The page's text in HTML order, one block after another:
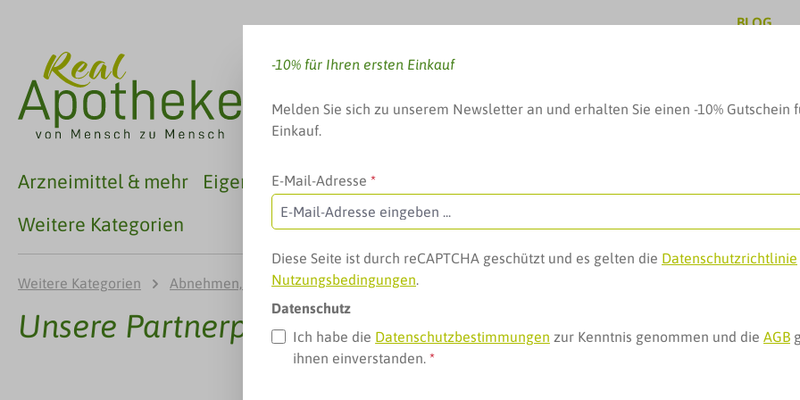
BLOG
Arzneimittel & mehr Eigenmarken Familie, Baby & mehr
Weitere Kategorien
Weitere Kategorien Abnehmen, Ernährung & mehr spezielle Nahrungsmittel
Unsere Partnerprodukte
-10% für Ihren ersten Einkauf
Melden Sie sich zu unserem Newsletter an und erhalten Sie einen -10% Gutschein
Einkauf.
E-Mail-Adresse *
Diese Seite ist durch reCAPTCHA geschützt und es gelten die Datenschutzrichtlinie
Nutzungsbedingungen.
Datenschutz
Ich habe die Datenschutzbestimmungen zur Kenntnis genommen und die AGB
ihnen einverstanden. *